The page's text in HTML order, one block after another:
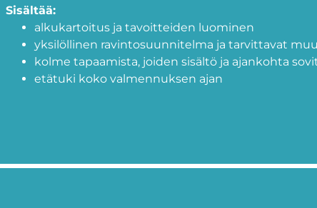
Sisältää:
alkukartoitus ja tavoitteiden luominen
yksilöllinen ravintosuunnitelma ja tarvittavat
kolme tapaamista, joiden sisältö ja ajankohta
etätuki koko valmennuksen ajan